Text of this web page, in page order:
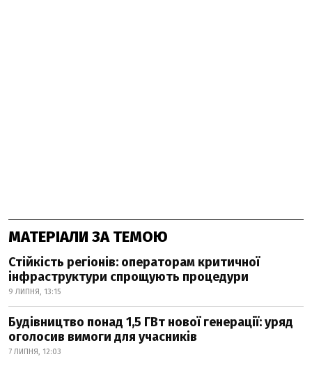
МАТЕРІАЛИ ЗА ТЕМОЮ
Стійкість регіонів: операторам критичної
інфраструктури спрощують процедури
9 ЛИПНЯ, 13:15
Будівництво понад 1,5 ГВт нової генерації: уряд
оголосив вимоги для учасників
7 ЛИПНЯ, 12:03